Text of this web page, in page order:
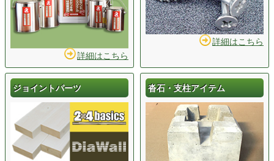
詳細はこちら
詳細はこちら
ジョイントパーツ 沓石・支柱アイテム